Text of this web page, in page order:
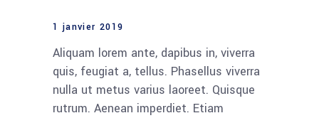
1 janvier 2019
Aliquam lorem ante, dapibus in, viverra
quis, feugiat a, tellus. Phasellus viverra
nulla ut metus varius laoreet. Quisque
rutrum. Aenean imperdiet. Etiam